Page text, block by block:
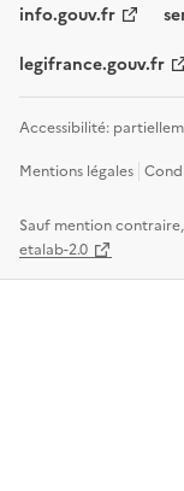
info.gouv.fr
legifrance.gouv.fr
Accessibilité:
Mentions légales
Sauf mention
etalab-2.0